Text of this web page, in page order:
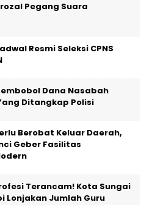
Pegang Suara
Resmi Seleksi CPNS
Dana Nasabah
Ditangkap Polisi
Berobat Keluar Daerah,
Geber Fasilitas
Terancam! Kota Sungai
Lonjakan Jumlah Guru